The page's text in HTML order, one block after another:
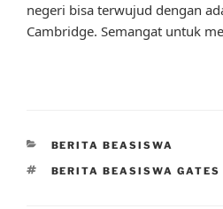
negeri bisa terwujud dengan
Cambridge. Semangat untuk
CATEGORIES
BERITA BEASISWA
TAGS
BERITA BEASISWA GATES